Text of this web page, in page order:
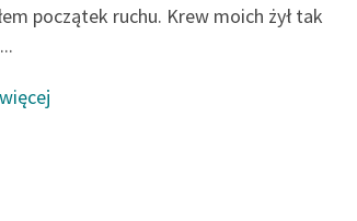
Feministyczne inspiracje.
Popularyzacja skandynawskiej
początek ruchu. Krew moich żył tak